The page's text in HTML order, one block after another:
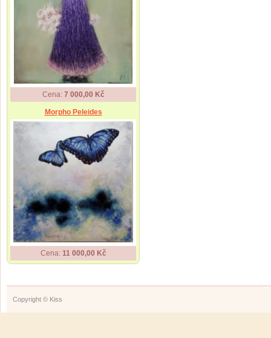
Cena: 7 000,00 Kč
Morpho Peleides
Cena: 11 000,00 Kč
Copyright © Kiss